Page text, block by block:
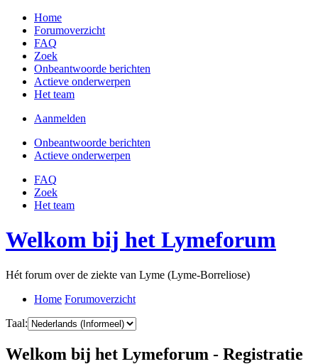
Home
Forumoverzicht
FAQ
Zoek
Onbeantwoorde berichten
Actieve onderwerpen
Het team
Aanmelden
Onbeantwoorde berichten
Actieve onderwerpen
FAQ
Zoek
Het team
Welkom bij het Lymeforum
Hét forum over de ziekte van Lyme (Lyme-Borreliose)
Home Forumoverzicht
Taal:
Welkom bij het Lymeforum - Registratie